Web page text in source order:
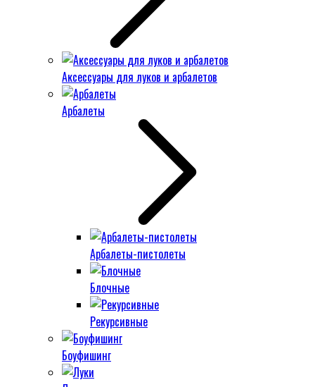
Аксессуары для луков и арбалетов
Арбалеты
Арбалеты-пистолеты
Блочные
Рекурсивные
Боуфишинг